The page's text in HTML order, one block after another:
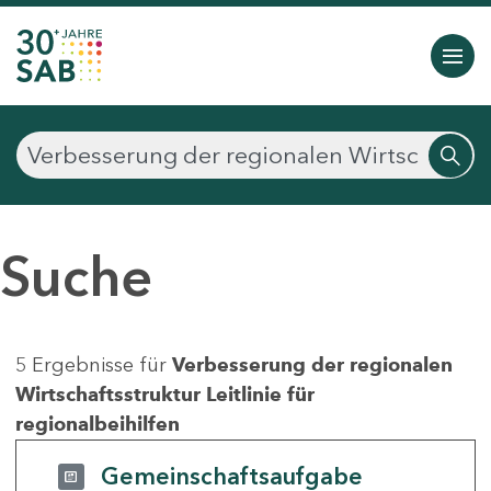
Suche
5 Ergebnisse für Verbesserung der regionalen
Wirtschaftsstruktur Leitlinie für
regionalbeihilfen
Gemeinschaftsaufgabe